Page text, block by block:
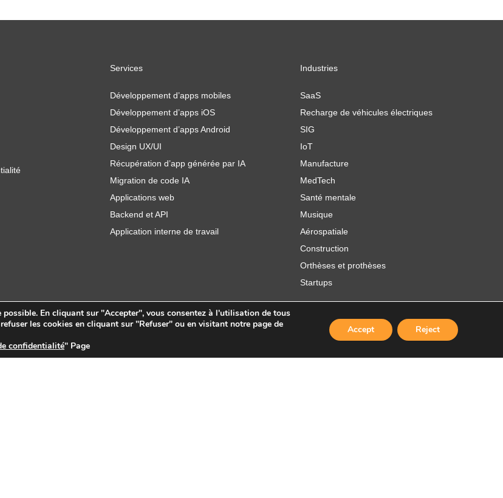
Services
Développement d’apps mobiles
Développement d’apps iOS
Développement d’apps Android
Design UX/UI
Récupération d’app générée par IA
Migration de code IA
Applications web
Backend et API
Application interne de travail
Industries
SaaS
Recharge de véhicules électriques
SIG
IoT
Manufacture
MedTech
Santé mentale
Musique
Aérospatiale
Construction
Orthèses et prothèses
Startups
En cliquant sur "Accepter", vous consentez à l'utilisation de tous
les cookies en cliquant sur "Refuser" ou en visitant notre page de
confidentialité" Page
Accept Reject